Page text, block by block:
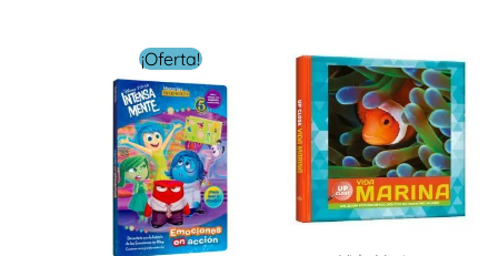
¡Oferta!
El
precio
original
era:
$ 199.00.